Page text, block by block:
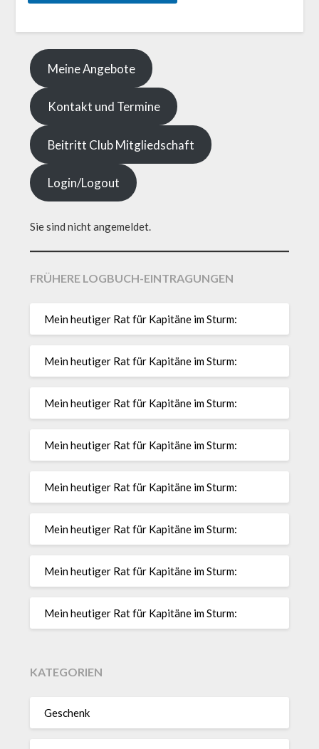
Meine Angebote
Kontakt und Termine
Beitritt Club Mitgliedschaft
Login/Logout
Sie sind nicht angemeldet.
FRÜHERE LOGBUCH-EINTRAGUNGEN
Mein heutiger Rat für Kapitäne im Sturm:
Mein heutiger Rat für Kapitäne im Sturm:
Mein heutiger Rat für Kapitäne im Sturm:
Mein heutiger Rat für Kapitäne im Sturm:
Mein heutiger Rat für Kapitäne im Sturm:
Mein heutiger Rat für Kapitäne im Sturm:
Mein heutiger Rat für Kapitäne im Sturm:
Mein heutiger Rat für Kapitäne im Sturm:
KATEGORIEN
Geschenk